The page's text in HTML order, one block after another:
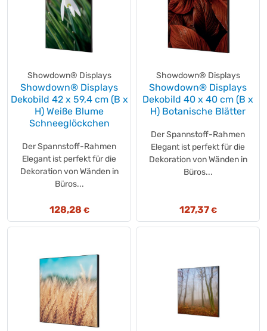
MOPPTEX(+1)
mr. ECO(+3)
Mr Muscle(+5)
Müller Kerzen(+3)
MUNK(+189)
my basics(+1)
NAARMANN(+7)
nakd.
Natreen(+2)
NATURE Star(+3)
Nature Valley(+2)
NESCAFÉ® (+2)
Nespresso®(+1)
Neutralware (+133)
Nic Nac's(+1)
Nilfisk(+47)
nimm2(+11)
Showdown® Displays
Showdown® Displays
Dekobild 42 x 59,4 cm (B x
H) Weiße Blume
Schneeglöckchen
Der Spannstoff-Rahmen
Elegant ist perfekt für die
Dekoration von Wänden in
Büros...
128,28 €
Showdown® Displays
Showdown® Displays
Dekobild 40 x 40 cm (B x
H) Botanische Blätter
Der Spannstoff-Rahmen
Elegant ist perfekt für die
Dekoration von Wänden in
Büros...
127,37€